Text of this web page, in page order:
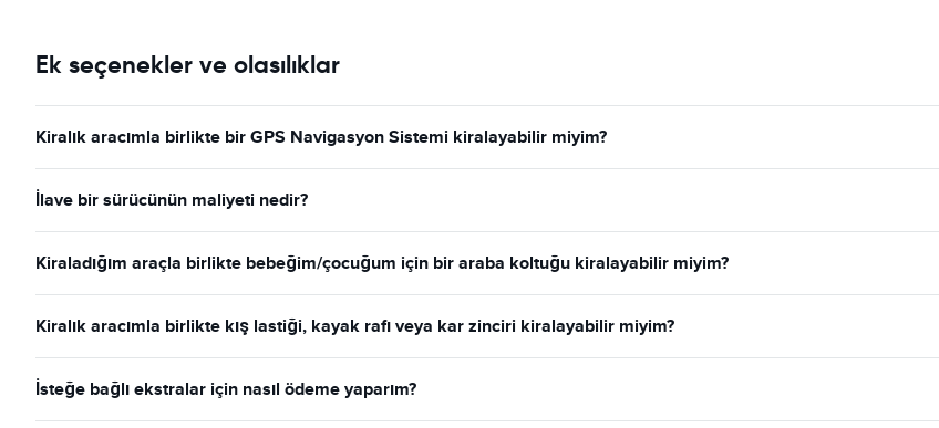
Ek seçenekler ve olasılıklar
Kiralık aracımla birlikte bir GPS Navigasyon Sistemi kiralayabilir miyim?
İlave bir sürücünün maliyeti nedir?
Kiraladığım araçla birlikte bebeğim/çocuğum için bir araba koltuğu kiralayabilir miyim?
Kiralık aracımla birlikte kış lastiği, kayak rafı veya kar zinciri kiralayabilir miyim?
İsteğe bağlı ekstralar için nasıl ödeme yaparım?